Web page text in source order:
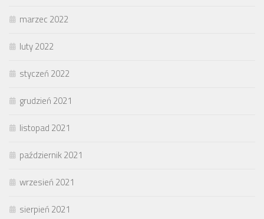
marzec 2022
luty 2022
styczeń 2022
grudzień 2021
listopad 2021
październik 2021
wrzesień 2021
sierpień 2021